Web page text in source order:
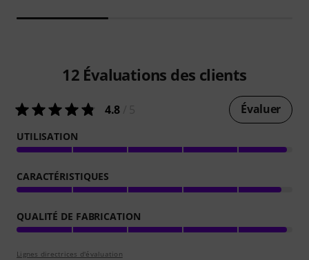
12 Évaluations des clients
4.8 Évaluer
UTILISATION
CARACTÉRISTIQUES
QUALITÉ DE FABRICATION
Lignes directrices d'évaluation